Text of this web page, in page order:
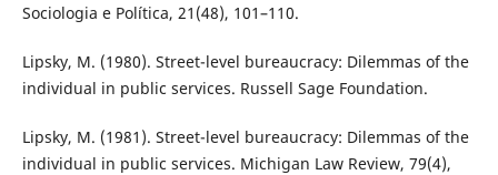
Sociologia e Política, 21(48), 101–110.
Lipsky, M. (1980). Street-level bureaucracy: Dilemmas of the
individual in public services. Russell Sage Foundation.
Lipsky, M. (1981). Street-level bureaucracy: Dilemmas of the
individual in public services. Michigan Law Review, 79(4),